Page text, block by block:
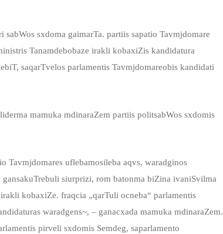
sxdoma gaimarTa. partiis sapatio Tavmjdomare
Tanamdebobaze irakli kobaxiZis kandidatura
saqarTvelos parlamentis Tavmjdomareobis kandidati
mamuka mdinaraZem partiis politsabWos sxdomis
Tavmjdomares uflebamosileba aqvs, waradginos
siurprizi, rom batonma biZina ivaniSvilma
kobaxiZe. fraqcia „qarTuli ocneba“ parlamentis
waradgens~, – ganacxada mamuka mdinaraZem.
pirveli sxdomis Semdeg, saparlamento